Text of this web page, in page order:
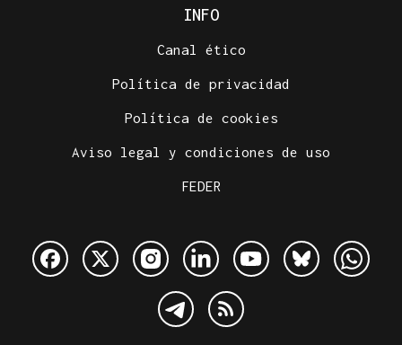
INFO
Canal ético
Política de privacidad
Política de cookies
Aviso legal y condiciones de uso
FEDER